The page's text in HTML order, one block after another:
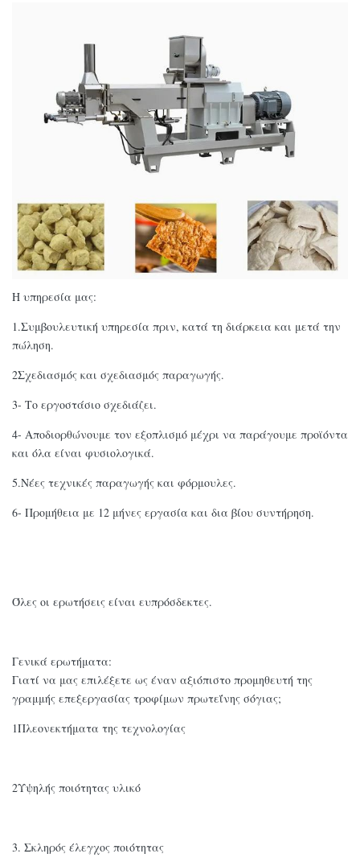
Η υπηρεσία μας:
1.Συμβουλευτική υπηρεσία πριν, κατά τη διάρκεια και μετά την
πώληση.
2Σχεδιασμός και σχεδιασμός παραγωγής.
3- Το εργοστάσιο σχεδιάζει.
4- Αποδιορθώνουμε τον εξοπλισμό μέχρι να παράγουμε προϊόντα
και όλα είναι φυσιολογικά.
5.Νέες τεχνικές παραγωγής και φόρμουλες.
6- Προμήθεια με 12 μήνες εργασία και δια βίου συντήρηση.
Όλες οι ερωτήσεις είναι ευπρόσδεκτες.
Γενικά ερωτήματα:
Γιατί να μας επιλέξετε ως έναν αξιόπιστο προμηθευτή της
γραμμής επεξεργασίας τροφίμων πρωτεΐνης σόγιας;
1Πλεονεκτήματα της τεχνολογίας
2Υψηλής ποιότητας υλικό
3. Σκληρός έλεγχος ποιότητας